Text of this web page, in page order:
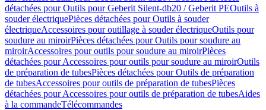
détachées pour Outils pour Geberit Silent-db20 / Geberit PEOutils à
souder électriquePièces détachées pour Outils à souder
électriqueAccessoires pour outillage à souder électriqueOutils pour
soudure au miroirPièces détachées pour Outils pour soudure au
miroirAccessoires pour outils pour soudure au miroirPièces
détachées pour Accessoires pour outils pour soudure au miroirOutils
de préparation de tubesPièces détachées pour Outils de préparation
de tubesAccessoires pour outils de préparation de tubesPièces
détachées pour Accessoires pour outils de préparation de tubesAides
à la commandeTélécommandes